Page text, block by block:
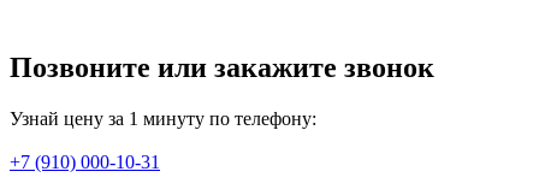
Позвоните или закажите звонок
Узнай цену за 1 минуту по телефону:
+7 (910) 000-10-31